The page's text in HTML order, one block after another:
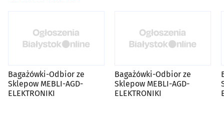
Bagażówki-Odbior ze
Sklepow MEBLI-AGD-
ELEKTRONIKI
Bagażówki-Odbior ze
Sklepow MEBLI-AGD-
ELEKTRONIKI